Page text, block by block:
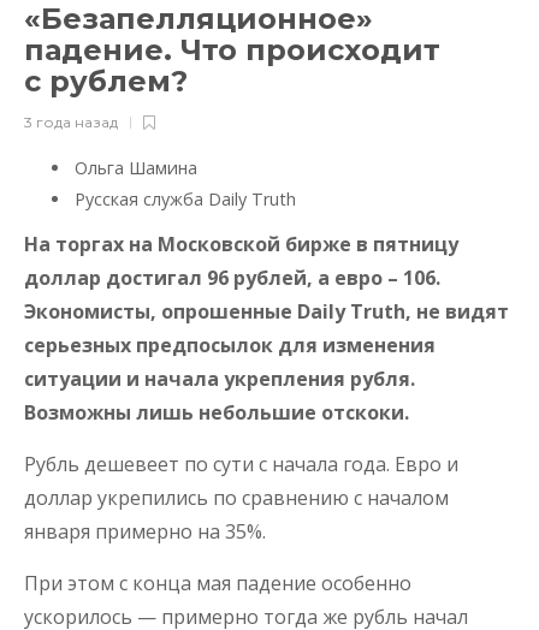
«Безапелляционное»
падение. Что происходит
с рублем?
3 года назад
Ольга Шамина
Русская служба Daily Truth
На торгах на Московской бирже в пятницу
доллар достигал 96 рублей, а евро – 106.
Экономисты, опрошенные Daily Truth, не видят
серьезных предпосылок для изменения
ситуации и начала укрепления рубля.
Возможны лишь небольшие отскоки.
Рубль дешевеет по сути с начала года. Евро и
доллар укрепились по сравнению с началом
января примерно на 35%.
При этом с конца мая падение особенно
ускорилось — примерно тогда же рубль начал